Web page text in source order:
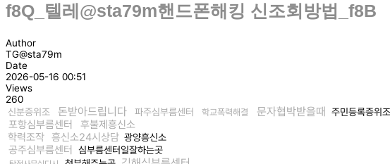
f8Q_텔레@sta79m핸드폰해킹 신조회방법_f8B
Author
TG@sta79m
Date
2026-05-16 00:51
Views
260
신분증위조
돈받아드립니다 파주심부름센터 학교폭력해결 문자협박받을때 주민등록증위조
포항심부름센터
후불제흥신소
학력조작 흥신소24시상담 광양흥신소
공주심부름센터 심부름센터일잘하는곳